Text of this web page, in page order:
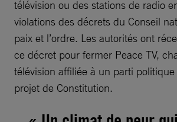
télévision ou des stations de radio
violations des décrets du Conseil
paix et l’ordre. Les autorités ont
ce décret pour fermer Peace TV,
télévision affiliée à un parti politique
projet de Constitution.